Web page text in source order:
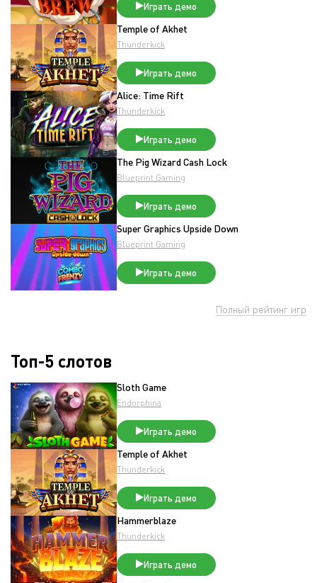
Играть демо
Temple of Akhet
Thunderkick
Играть демо
Alice: Time Rift
Thunderkick
Играть демо
The Pig Wizard Cash Lock
Blueprint Gaming
Играть демо
Super Graphics Upside Down
Blueprint Gaming
Играть демо
Полный рейтинг игр
Топ-5 слотов
Sloth Game
Endorphina
Играть демо
Temple of Akhet
Thunderkick
Играть демо
Hammerblaze
Thunderkick
Играть демо